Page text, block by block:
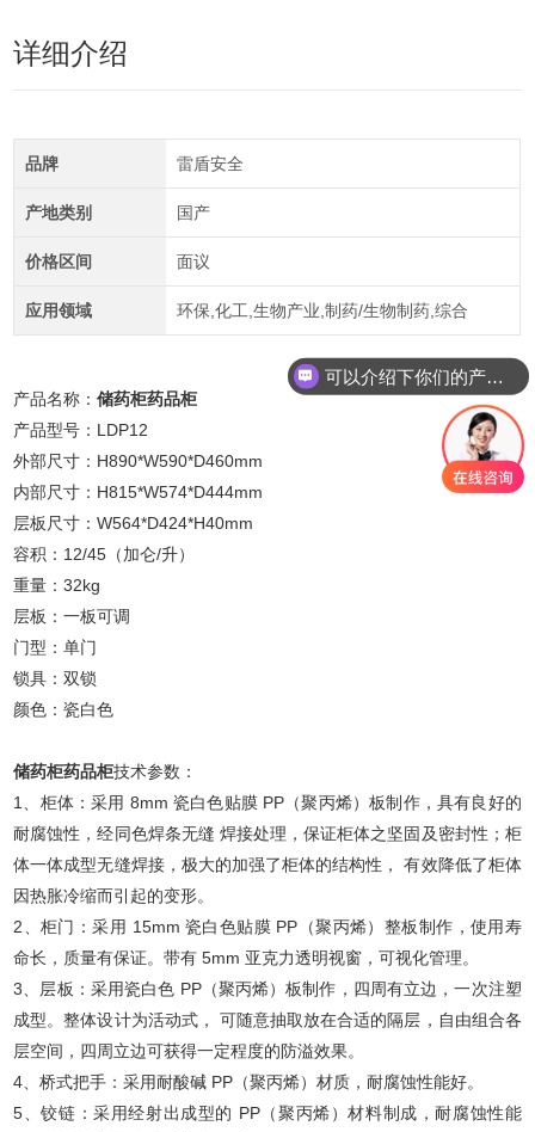
详细介绍
品牌 雷盾安全
产地类别 国产
价格区间 面议
应用领域 环保,化工,生物产业,制药/生物制药,综合
产品名称：储药柜药品柜
产品型号：LDP12
外部尺寸：H890*W590*D460mm
内部尺寸：H815*W574*D444mm
层板尺寸：W564*D424*H40mm
容积：12/45（加仑/升）
重量：32kg
层板：一板可调
门型：单门
锁具：双锁
颜色：瓷白色
储药柜药品柜技术参数：
1、柜体：采用 8mm 瓷白色贴膜 PP（聚丙烯）板制作，具有良好的
耐腐蚀性，经同色焊条无缝 焊接处理，保证柜体之坚固及密封性；柜
体一体成型无缝焊接，极大的加强了柜体的结构性， 有效降低了柜体
因热胀冷缩而引起的变形。
2、柜门：采用 15mm 瓷白色贴膜 PP（聚丙烯）整板制作，使用寿
命长，质量有保证。带有 5mm 亚克力透明视窗，可视化管理。
3、层板：采用瓷白色 PP（聚丙烯）板制作，四周有立边，一次注塑
成型。整体设计为活动式， 可随意抽取放在合适的隔层，自由组合各
层空间，四周立边可获得一定程度的防溢效果。
4、桥式把手：采用耐酸碱 PP（聚丙烯）材质，耐腐蚀性能好。
5、铰链：采用经射出成型的 PP（聚丙烯）材料制成，耐腐蚀性能
可以介绍下你们的产品么